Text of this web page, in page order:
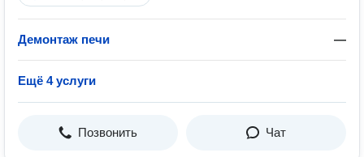
Демонтаж печи —
Ещё 4 услуги
Позвонить Чат